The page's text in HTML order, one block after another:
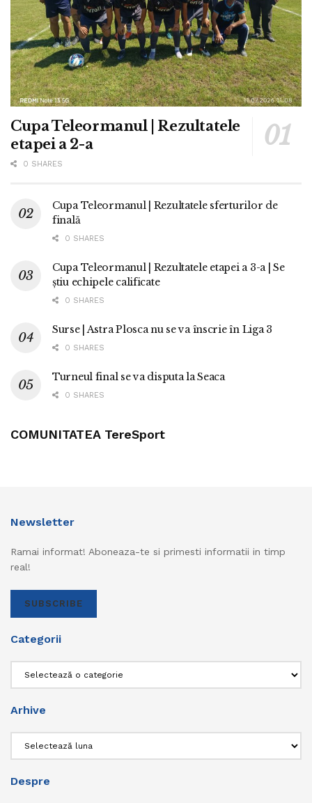
Cupa Teleormanul | Rezultatele
etapei a 2-a
0 SHARES
Cupa Teleormanul | Rezultatele sferturilor de
finală
0 SHARES
Cupa Teleormanul | Rezultatele etapei a 3-a | Se
știu echipele calificate
0 SHARES
Surse | Astra Plosca nu se va înscrie în Liga 3
0 SHARES
Turneul final se va disputa la Seaca
0 SHARES
COMUNITATEA TereSport
Newsletter
Ramai informat! Aboneaza-te si primesti informatii in timp
real!
SUBSCRIBE
Categorii
Arhive
Despre